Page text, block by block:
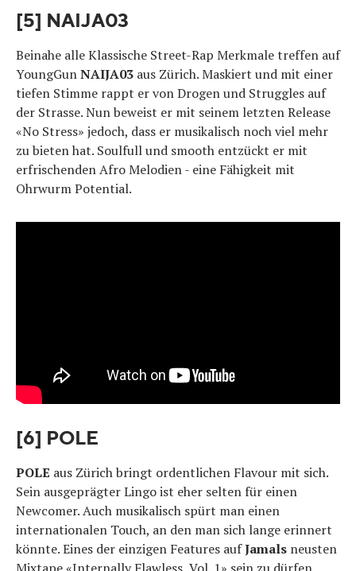
[5] NAIJA03
Beinahe alle Klassische Street-Rap Merkmale treffen auf
YoungGunNAIJA03 aus Zürich. Maskiert und mit einer
tiefen Stimme rappt er von Drogen und Struggles auf
der Strasse. Nun beweist er mit seinem letzten Release
«No Stress» jedoch, dass er musikalisch noch viel mehr
zu bieten hat. Soulfull und smooth entzückt er mit
erfrischenden Afro Melodien - eine Fähigkeit mit
Ohrwurm Potential.
[6] POLE
POLE aus Zürich bringt ordentlichen Flavour mit sich.
Sein ausgeprägter Lingo ist eher selten für einen
Newcomer. Auch musikalisch spürt man einen
internationalen Touch, an den man sich lange erinnert
könnte. Eines der einzigen Features aufJamals neusten